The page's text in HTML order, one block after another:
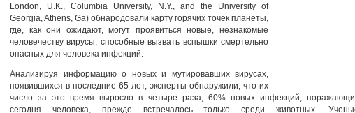
London, U.K., Columbia University, N.Y., and the University of
Georgia, Athens, Ga) обнародовали карту горячих точек планеты,
где, как они ожидают, могут проявиться новые, незнакомые
человечеству вирусы, способные вызвать вспышки смертельно
опасных для человека инфекций.
Анализируя информацию о новых и мутировавших вирусах,
появившихся в последние 65 лет, эксперты обнаружили, что их
число за это время выросло в четыре раза, 60% новых инфекций,
сегодня человека, прежде встречалось только среди животных.